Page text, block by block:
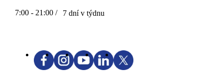
7:00 - 21:00 / 7 dní v týdnu